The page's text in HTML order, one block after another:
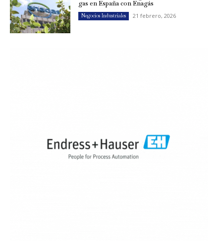
gas en España con Enagás
Negocios Industriales 21 febrero, 2026